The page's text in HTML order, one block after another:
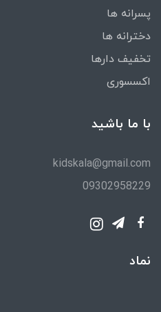
پسرانه ها
دخترانه ها
تخفیف دارها
اکسسوری
با ما باشید
kidskala@gmail.com
09302958229
نماد